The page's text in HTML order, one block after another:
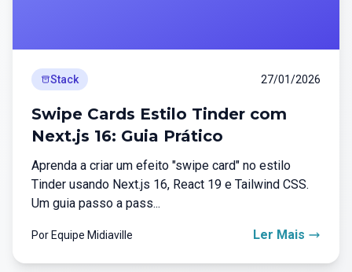
Stack 27/01/2026
Swipe Cards Estilo Tinder com
Next.js 16: Guia Prático
Aprenda a criar um efeito "swipe card" no estilo
Tinder usando Next.js 16, React 19 e Tailwind CSS.
Um guia passo a pass...
Por Equipe Midiaville Ler Mais